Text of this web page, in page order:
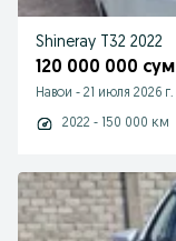
Shineray T32 2022
120 000 000 сум
Навои - 21 июля 2026 г.
2022 - 150 000 км